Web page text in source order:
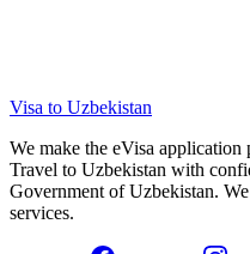
Visa to Uzbekistan
We make the eVisa application
Travel to Uzbekistan with
Government of Uzbekistan.
services.